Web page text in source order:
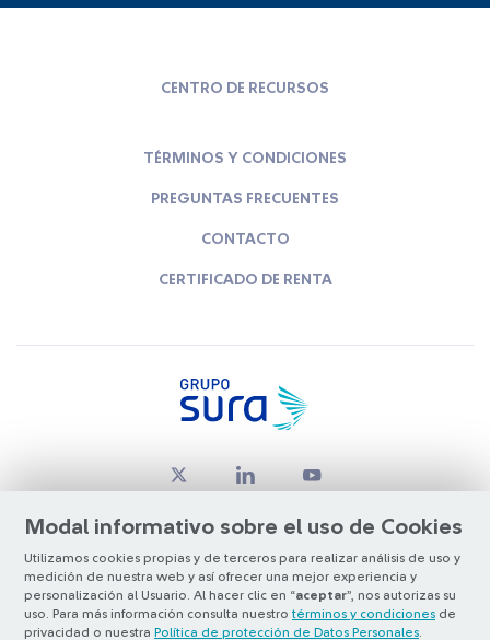
Modal informativo sobre el uso de Cookies
Utilizamos cookies propias y de terceros para realizar análisis de uso y
medición de nuestra web y así ofrecer una mejor experiencia y
personalización al Usuario. Al hacer clic en “aceptar”, nos autorizas su
uso. Para más información consulta nuestro términos y condiciones de
privacidad o nuestra Política de protección de Datos Personales
CENTRO DE RECURSOS
TÉRMINOS Y CONDICIONES
PREGUNTAS FRECUENTES
CONTACTO
CERTIFICADO DE RENTA
© Copyright Grupo SURA 2026